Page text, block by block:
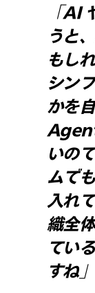
「AI
うと
もし
シン
かを
いの
ムで
入れ
織全
てい
すね」